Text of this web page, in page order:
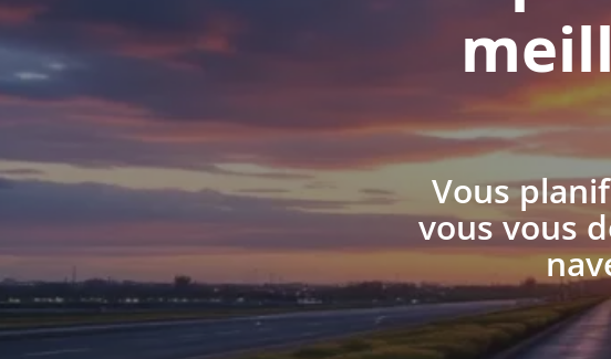
Vous
vous vous